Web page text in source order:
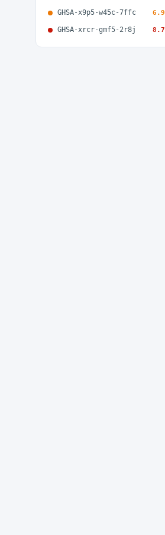
GHSA-x9p5-w45c-7ffc 6.9
GHSA-xrcr-gmf5-2r8j 8.7